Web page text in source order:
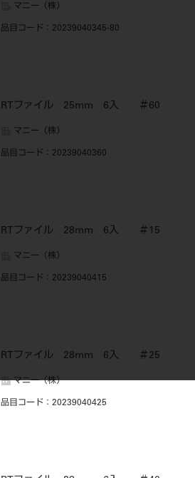
マニー（株）
品目コード ：20239040345-80
RTファイル 25mm 6入 ＃60
マニー（株）
品目コード ：20239040360
RTファイル 28mm 6入 ＃15
マニー（株）
品目コード ：20239040415
RTファイル 28mm 6入 ＃25
マニー（株）
品目コード ：20239040425